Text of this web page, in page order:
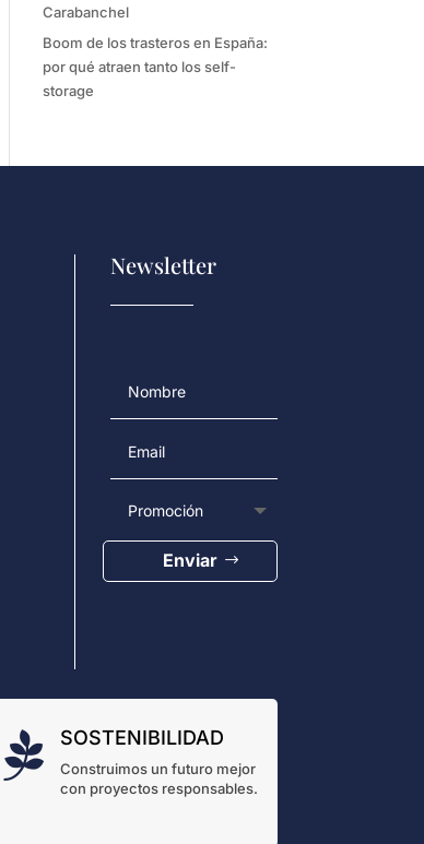
Carabanchel
Boom de los trasteros en España:
por qué atraen tanto los self-
storage
Newsletter
Enviar
 SOSTENIBILIDAD
Construimos un futuro mejor
con proyectos responsables.